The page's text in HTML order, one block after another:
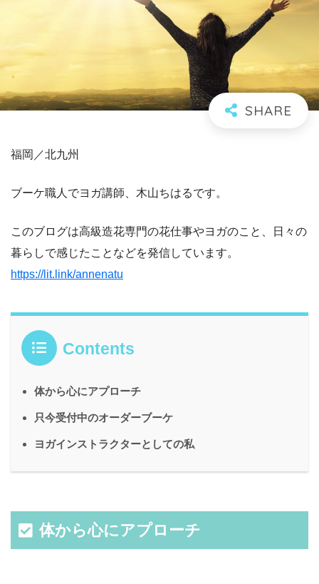
福岡／北九州
ブーケ職人でヨガ講師、木山ちはるです。
このブログは高級造花専門の花仕事やヨガのこと、日々の
暮らしで感じたことなどを発信しています。
https://lit.link/annenatu
Contents
体から心にアプローチ
只今受付中のオーダーブーケ
ヨガインストラクターとしての私
体から心にアプローチ